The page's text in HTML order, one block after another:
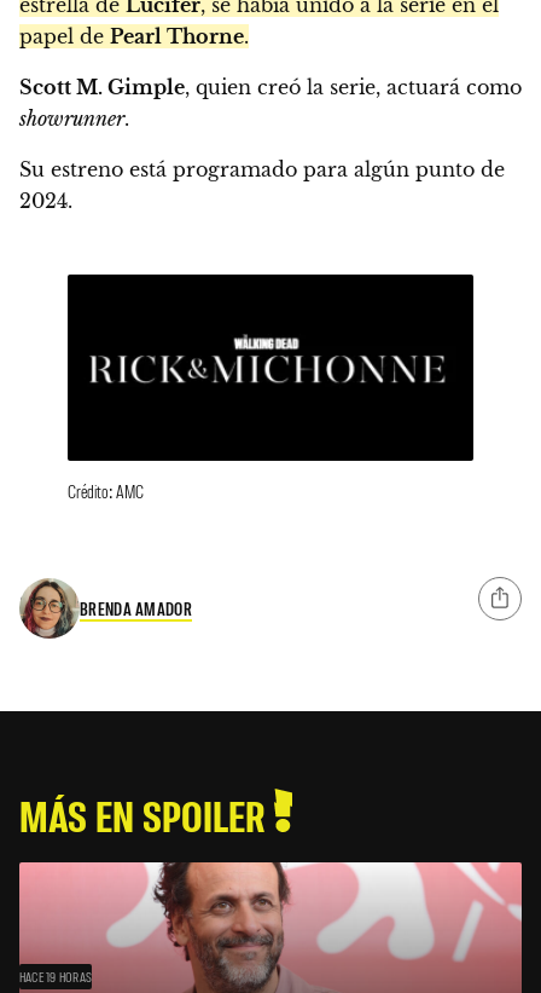
papel de Pearl Thorne.
Scott M. Gimple, quien creó la serie, actuará como
showrunner.
Su estreno está programado para algún punto de
2024.
Crédito: AMC
BRENDA AMADOR
MÁS EN SPOILER
HACE 19 HORAS